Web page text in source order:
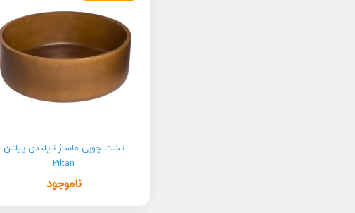
تشت چوبی ماساژ تایلندی پیلتن
Piltan
ناموجود